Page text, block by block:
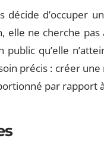
d’occuper
ne cherche pas
qu’elle
précis : créer
par rapport